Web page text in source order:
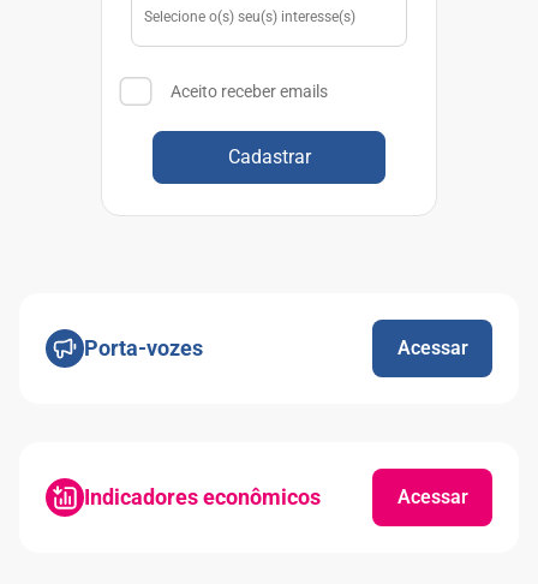
Aceito receber emails
Cadastrar
Porta-vozes Acessar
Indicadores econômicos Acessar